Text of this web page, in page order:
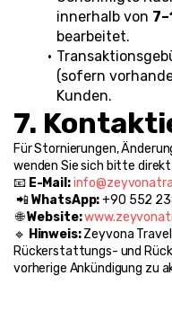
innerhalb von
bearbeitet.
(sofern
Kunden.
7.
Für Stornierungen,
wenden Sie sich bitte direkt
📧 E-Mail:
📲 WhatsApp: +90 552
🌐 Website:
🔹 Hinweis: Zeyvona
Rückerstattungs- und
vorherige Ankündigung zu